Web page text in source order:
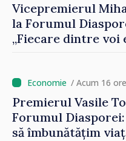
Vicepremierul
la Forumul
„Fiecare dintre voi
imaginii Republicii
/ Acum 16 ore
Premierul Vasile
Forumul
să îmbunătățim